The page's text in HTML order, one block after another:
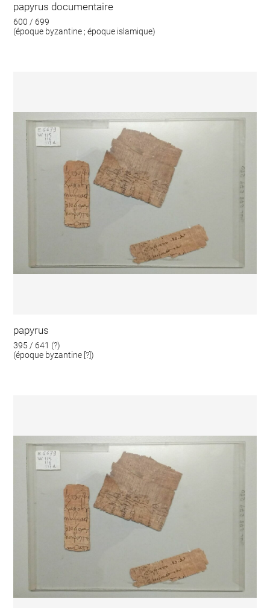
papyrus documentaire
600 / 699
(époque byzantine ; époque islamique)
papyrus
395 / 641 (?)
(époque byzantine [?])